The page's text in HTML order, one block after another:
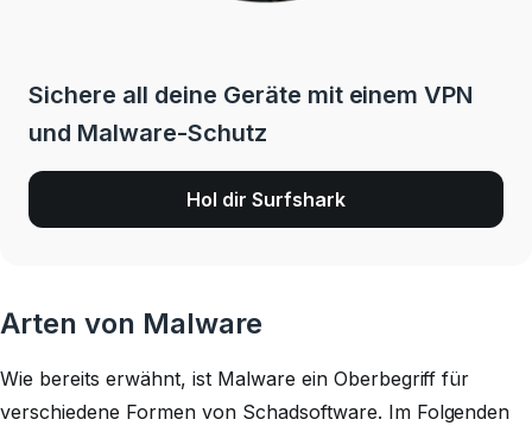
Sichere all deine Geräte mit einem VPN
und Malware-Schutz
Hol dir Surfshark
Arten von Malware
Wie bereits erwähnt, ist Malware ein Oberbegriff für
verschiedene Formen von Schadsoftware. Im Folgenden